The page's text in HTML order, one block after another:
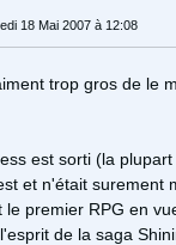
18 Mai 2007 à 12:08
trop gros de le
est sorti (la
et n'était surement
premier RPG en
de la saga